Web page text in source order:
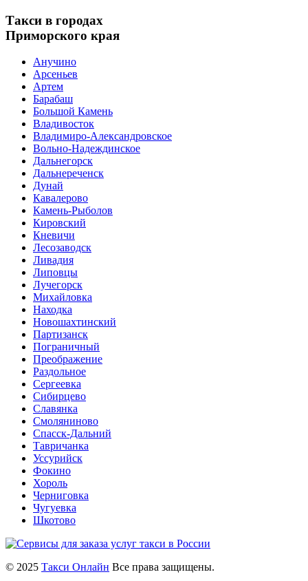
Такси в городах
Приморского края
Анучино
Арсеньев
Артем
Барабаш
Большой Камень
Владивосток
Владимиро-Александровское
Вольно-Надеждинское
Дальнегорск
Дальнереченск
Дунай
Кавалерово
Камень-Рыболов
Кировский
Кневичи
Лесозаводск
Ливадия
Липовцы
Лучегорск
Михайловка
Находка
Новошахтинский
Партизанск
Пограничный
Преображение
Раздольное
Сергеевка
Сибирцево
Славянка
Смоляниново
Спасск-Дальний
Тавричанка
Уссурийск
Фокино
Хороль
Черниговка
Чугуевка
Шкотово
© 2025 Такси Онлайн Все права защищены.